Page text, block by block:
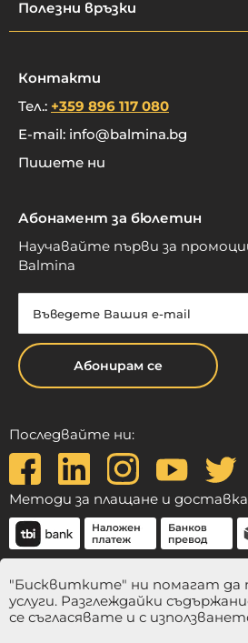
Полезни връзки
Контакти
Тел.: +359 896 117 080
E-mail: info@balmina.bg
Пишете ни
Абонамент за бюлетин
Научавайте първи за
Balmina
Абонирам се
Последвайте ни:
Методи за плащане и
"Бисквитките" ни помагат
услуги. Разглеждайки
се съгласявате и с